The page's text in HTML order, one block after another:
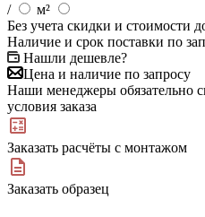
/
м²
Без учета скидки и стоимости
Наличие и срок поставки по
Нашли дешевле?
Цена и наличие по запросу
Наши менеджеры обязательно
условия заказа
Заказать расчёты с монтажом
Заказать образец